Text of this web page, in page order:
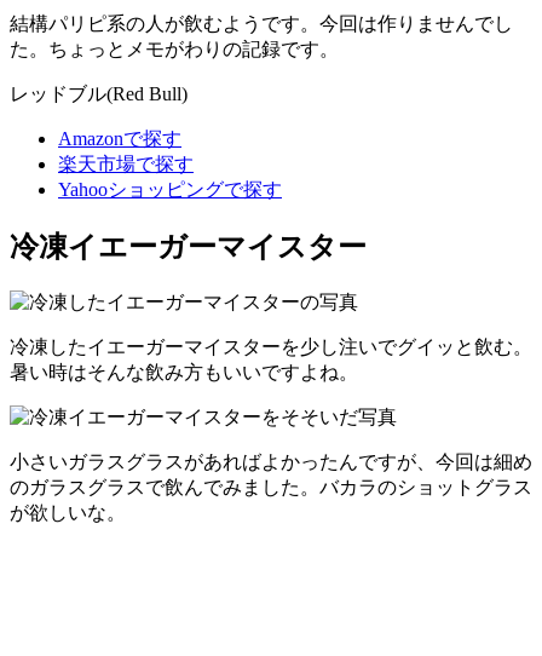
結構パリピ系の人が飲むようです。今回は作りませんでし
た。ちょっとメモがわりの記録です。
レッドブル(Red Bull)
Amazonで探す
楽天市場で探す
Yahooショッピングで探す
冷凍イエーガーマイスター
冷凍したイエーガーマイスターを少し注いでグイッと飲む。
暑い時はそんな飲み方もいいですよね。
小さいガラスグラスがあればよかったんですが、今回は細め
のガラスグラスで飲んでみました。バカラのショットグラス
が欲しいな。